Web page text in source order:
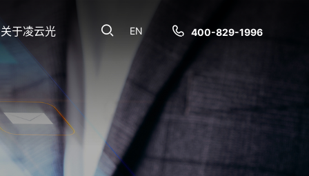
400-829-1996
EN
关于凌云光